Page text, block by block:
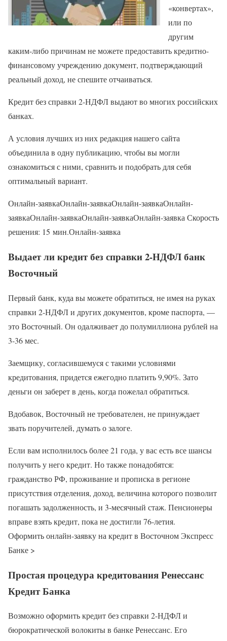
«конвертах»,
или по
другим
каким-либо причинам не можете предоставить кредитно-
финансовому учреждению документ, подтверждающий
реальный доход, не спешите отчаиваться.
Кредит без справки 2-НДФЛ выдают во многих российских
банках.
А условия лучших из них редакция нашего сайта
объединила в одну публикацию, чтобы вы могли
ознакомиться с ними, сравнить и подобрать для себя
оптимальный вариант.
Онлайн-заявкаОнлайн-заявкаОнлайн-заявкаОнлайн-
заявкаОнлайн-заявкаОнлайн-заявкаОнлайн-заявка Скорость
решения: 15 мин.Онлайн-заявка
Выдает ли кредит без справки 2-НДФЛ банк
Восточный
Первый банк, куда вы можете обратиться, не имея на руках
справки 2-НДФЛ и других документов, кроме паспорта, —
это Восточный. Он одалживает до полумиллиона рублей на
3-36 мес.
Заемщику, согласившемуся с такими условиями
кредитования, придется ежегодно платить 9,90%. Зато
деньги он заберет в день, когда пожелал обратиться.
Вдобавок, Восточный не требователен, не принуждает
звать поручителей, думать о залоге.
Если вам исполнилось более 21 года, у вас есть все шансы
получить у него кредит. Но также понадобятся:
гражданство РФ, проживание и прописка в регионе
присутствия отделения, доход, величина которого позволит
погашать задолженность, и 3-месячный стаж. Пенсионеры
вправе взять кредит, пока не достигли 76-летия.
Оформить онлайн-заявку на кредит в Восточном Экспресс
Банке >
Простая процедура кредитования Ренессанс
Кредит Банка
Возможно оформить кредит без справки 2-НДФЛ и
бюрократической волокиты в банке Ренессанс. Его